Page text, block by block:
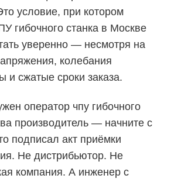
условие, при котором
гибочного станка в Москве
уверенно — несмотря на
колебания
и сжатые сроки заказа.
оператор чпу гибочного
производитель — начните с
подписал акт приёмки
Не дистрибьютор. Не
компания. А инженер с